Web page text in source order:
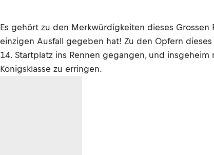
Es gehört zu den Merkwürdigkeiten dieses
einzigen Ausfall gegeben hat! Zu den Opfern
14. Startplatz ins Rennen gegangen, und
Königsklasse zu erringen.